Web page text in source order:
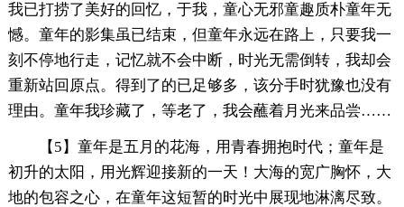
我已打捞了美好的回忆，于我，童心无邪童趣质朴童年无
憾。童年的影集虽已结束，但童年永远在路上，只要我一
刻不停地行走，记忆就不会中断，时光无需倒转，我却会
重新站回原点。得到了的已足够多，该分手时犹豫也没有
理由。童年我珍藏了，等老了，我会蘸着月光来品尝……
【5】童年是五月的花海，用青春拥抱时代；童年是
初升的太阳，用光辉迎接新的一天！大海的宽广胸怀，大
地的包容之心，在童年这短暂的时光中展现地淋漓尽致。